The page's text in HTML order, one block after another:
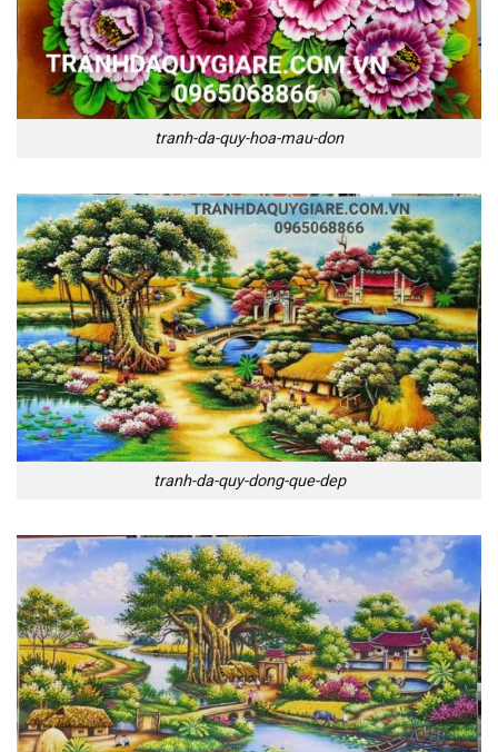
tranh-da-quy-hoa-mau-don
tranh-da-quy-dong-que-dep